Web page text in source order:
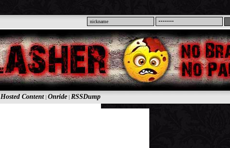
Hosted Content| Onride| RSSDump